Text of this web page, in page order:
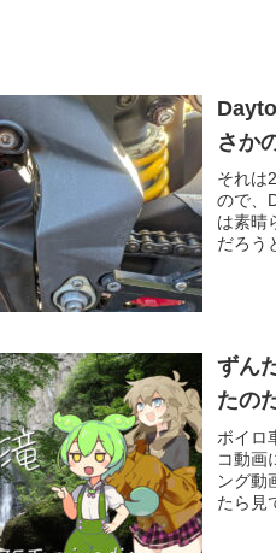
さか
それは
ので、
は素晴
だろう
ずん
たの
ボイロ
コ動画
ング動
たら見